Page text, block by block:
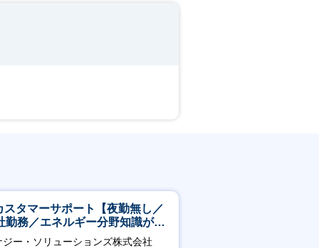
スタマーサポート【夜勤無し／
勤務／エネルギー分野知識が身
きます】
ジー・ソリューションズ株式会社